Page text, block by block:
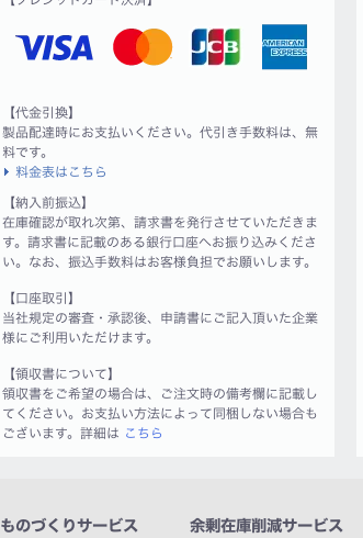
【代金引換】
製品配達時にお支払いください。代引き手数料は、無
料です。
料金表はこちら
【納入前振込】
在庫確認が取れ次第、請求書を発行させていただきま
す。請求書に記載のある銀行口座へお振り込みくださ
い。なお、振込手数料はお客様負担でお願いします。
【口座取引】
当社規定の審査・承認後、申請書にご記入頂いた企業
様にご利用いただけます。
【領収書について】
領収書をご希望の場合は、ご注文時の備考欄に記載し
てください。お支払い方法によって同梱しない場合も
ございます。詳細は こちら
ものづくりサービス
余剰在庫削減サービス